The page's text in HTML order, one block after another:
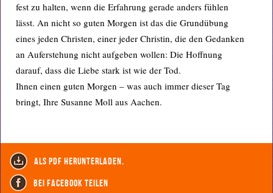
fest zu halten, wenn die Erfahrung gerade anders fühlen
lässt. An nicht so guten Morgen ist das die Grundübung
eines jeden Christen, einer jeder Christin, die den Gedanken
an Auferstehung nicht aufgeben wollen: Die Hoffnung
darauf, dass die Liebe stark ist wie der Tod.
Ihnen einen guten Morgen – was auch immer dieser Tag
bringt, Ihre Susanne Moll aus Aachen.
als PDF herunterladen.
bei Facebook teilen